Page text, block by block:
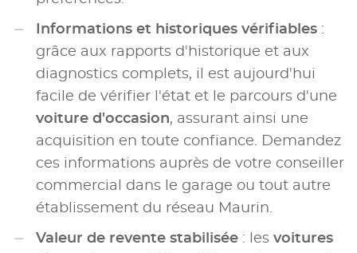
Informations et historiques vérifiables :
grâce aux rapports d'historique et aux
diagnostics complets, il est aujourd'hui
facile de vérifier l'état et le parcours d'une
voiture d'occasion, assurant ainsi une
acquisition en toute confiance. Demandez
ces informations auprès de votre conseiller
commercial dans le garage ou tout autre
établissement du réseau Maurin.
Valeur de revente stabilisée : les voitures